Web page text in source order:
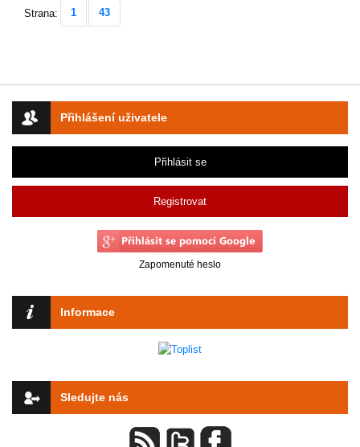
Přihlášení uživatele
Přihlásit se
Registrovat
Zapomenuté heslo
Informace
Sledujte nás
Strana: 1 43